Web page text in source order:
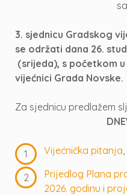
3. sjednicu Gradskog
se održati dana 26.
(srijeda), s početkom
vijećnici Grada Novske.
Za sjednicu predlažem
Vijećnička pitanja,
Prijedlog Plana
2026. godinu i